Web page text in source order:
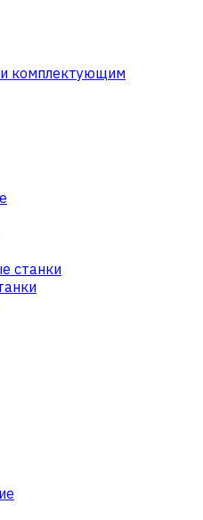
комплектующим
станки